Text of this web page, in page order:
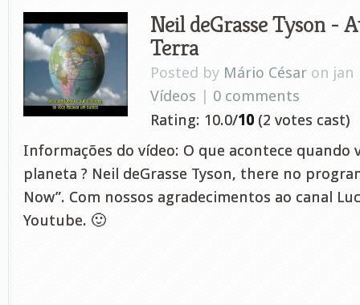
Neil deGrasse Tyson -
Terra
Posted by Mário César on jan
Vídeos | 0 comments
Rating: 10.0/10 (2 votes cast)
Informações do vídeo: O que acontece quando
planeta ? Neil deGrasse Tyson, there no
Now”. Com nossos agradecimentos ao canal
Youtube. 🙂